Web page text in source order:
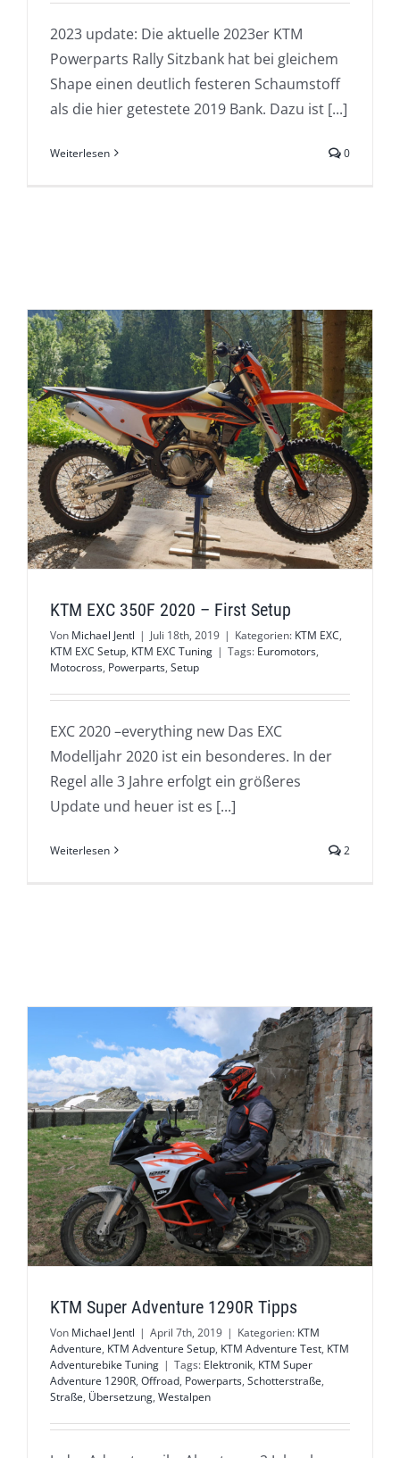
2023 update: Die aktuelle 2023er KTM
Powerparts Rally Sitzbank hat bei gleichem
Shape einen deutlich festeren Schaumstoff
als die hier getestete 2019 Bank. Dazu ist [...]
Weiterlesen 0
KTM EXC 350F 2020 – First Setup
Von Michael Jentl | Juli 18th, 2019 | Kategorien: KTM EXC,
KTM EXC Setup, KTM EXC Tuning | Tags: Euromotors,
Motocross, Powerparts, Setup
EXC 2020 –everything new Das EXC
Modelljahr 2020 ist ein besonderes. In der
Regel alle 3 Jahre erfolgt ein größeres
Update und heuer ist es [...]
Weiterlesen 2
KTM Super Adventure 1290R Tipps
Von Michael Jentl | April 7th, 2019 | Kategorien: KTM
Adventure, KTM Adventure Setup, KTM Adventure Test, KTM
Adventurebike Tuning | Tags: Elektronik, KTM Super
Adventure 1290R, Offroad, Powerparts, Schotterstraße,
Straße, Übersetzung, Westalpen